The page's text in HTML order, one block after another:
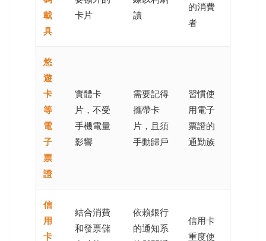
載
具
卡片
讀
的消費
者
悠
遊
卡
等
電
子
票
證
實體卡
片，不受
手機電量
影響
需要記得
攜帶卡
片，且須
手動歸戶
習慣使
用電子
票證的
通勤族
信
用
卡
結合消費
和發票儲
依賴銀行
的通知系
信用卡
重度使